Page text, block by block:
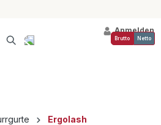
Anmelden
Brutto Netto
Ergolash